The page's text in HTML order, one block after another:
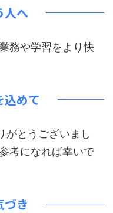
人へ
務や学習をより快
込めて
がとうございまし
考になれば幸いで
づき